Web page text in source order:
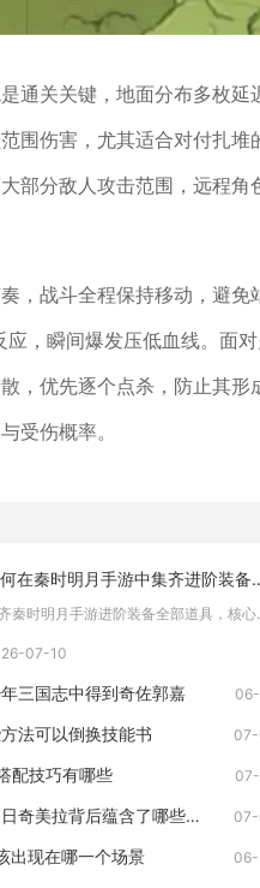
通关关键，地面分布多枚
围伤害，尤其适合对付扎
部分敌人攻击范围，远程
，战斗全程保持移动，避
应，瞬间爆发压低血线。面
，优先逐个点杀，防止其
受伤概率。
如何在秦时明
集齐秦时明
07-10
三国志中得到奇佐郭嘉
法可以倒换技能书
配技巧有哪些
拉背后蕴含了哪些神秘秘密
出现在哪一个场景